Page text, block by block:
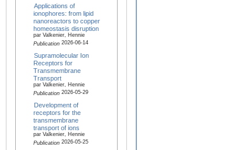
Applications of
ionophores: from lipid
nanoreactors to copper
homeostasis disruption
par Valkenier, Hennie
Publication2026-06-14
Supramolecular Ion
Receptors for
Transmembrane
Transport
par Valkenier, Hennie
Publication2026-05-29
Development of
receptors for the
transmembrane
transport of ions
par Valkenier, Hennie
Publication2026-05-25